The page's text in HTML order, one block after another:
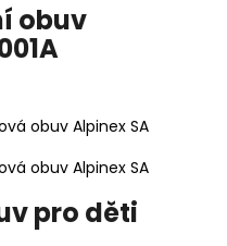
obuv
pro děti